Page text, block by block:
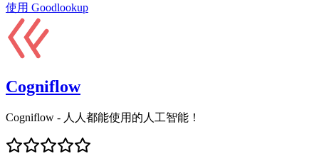
使用 Goodlookup
Cogniflow
Cogniflow - 人人都能使用的人工智能！